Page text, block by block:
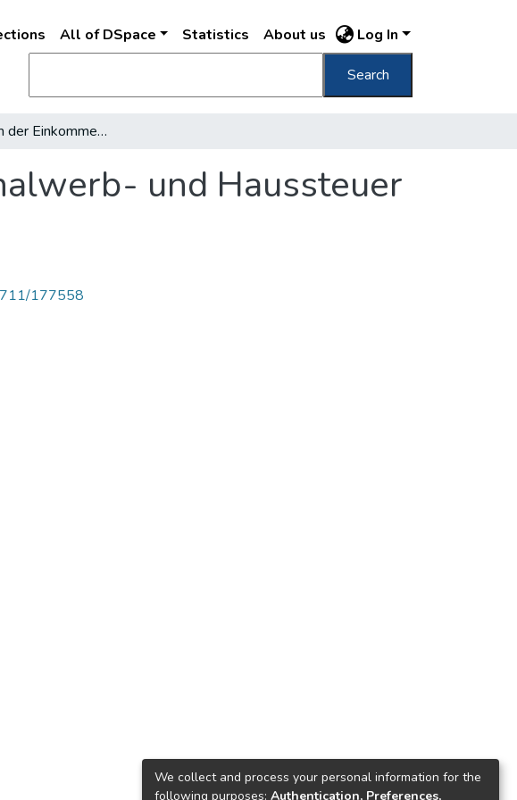
All of DSpace Statistics About us Log In
Search
Die Reform der Einkommen-, Personalwerb- und Haussteuer in den Ländern der ung. Krone /
und Haussteuer
177558
We collect and process your personal information for the
following purposes: Authentication, Preferences,